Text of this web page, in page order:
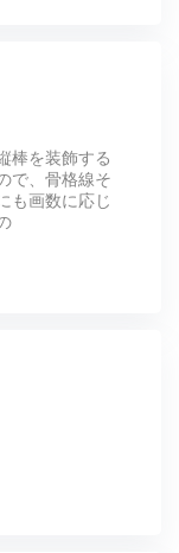
棒を装飾する
で、骨格線そ
も画数に応じ